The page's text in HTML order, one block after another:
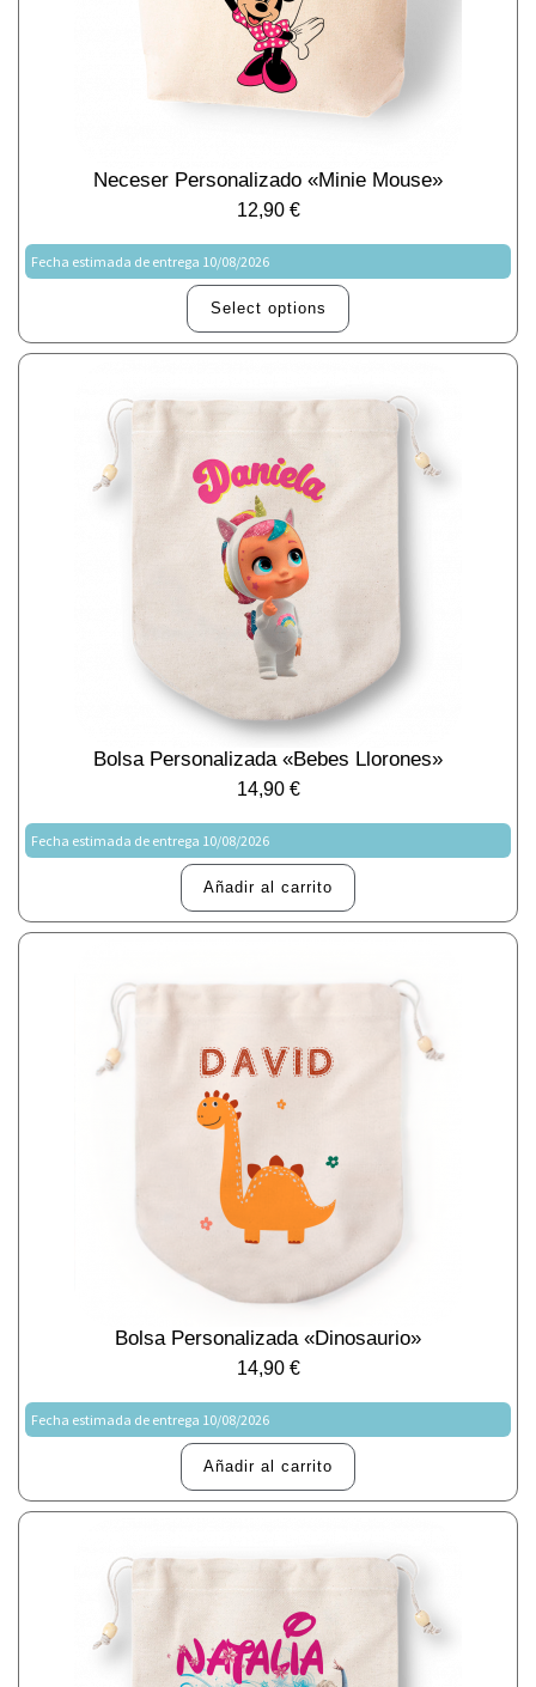
Neceser Personalizado «Minie Mouse»
12,90 €
Fecha estimada de entrega 10/08/2026
Select options
Bolsa Personalizada «Bebes Llorones»
14,90 €
Fecha estimada de entrega 10/08/2026
Añadir al carrito
Bolsa Personalizada «Dinosaurio»
14,90 €
Fecha estimada de entrega 10/08/2026
Añadir al carrito